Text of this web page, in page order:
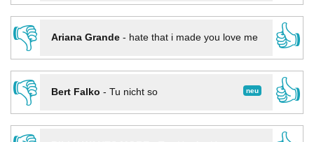
👎
Ariana Grande- hate that i made you love me
👍
👎
neu
Bert Falko - Tu nicht so
👍